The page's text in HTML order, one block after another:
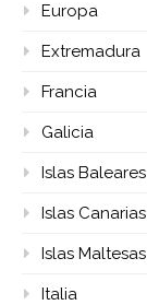
Europa
Extremadura
Francia
Galicia
Islas Baleares
Islas Canarias
Islas Maltesas
Italia